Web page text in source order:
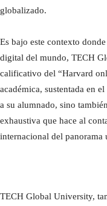
globalizado.
Es bajo este contexto
digital del mundo, TECH
calificativo del “Harvard
académica, sustentada en
a su alumnado, sino
exhaustiva que hace al
internacional del panorama
TECH Global University,